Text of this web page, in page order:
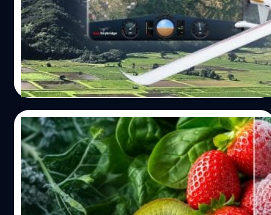
หนึ่งไปสู่อีกงานหนึ่งและสามารถกลับมาโฟกัสงานเดิมได้
นอกจากนี้ หากงานบางอย่างทำจนชำนาญอย่างเช่น การพิมพ์
การอ่าน หรือการเขียน สมองจะใช้พลังงานในการประมวลผล
น้อยลง เลยสามารถทำงานควบคู่กันได้ง่ายขึ้น นอกจากนี้บาง
คนยังสามารถมีสมาธิกับงานได้ดีกว่า ทำให้ดูเหมือนทำหลาย
อย่างพร้อมกันได้ ทั้งที่จริง ๆ แล้ว สมองกำลังสลับโฟกัส
ระหว่างแต่ละงานอย่างรวดเร็ว แล้วการทำหลายอย่างพร้อม
กันดีจริงไหม ? แม้หลายคนจะรู้สึกว่าการทำหลายอย่างพร้อม
กันช่วยประหยัดเวลา แต่งานวิจัยจำนวนมากกลับพบว่า หาก
เป็นงานที่ต้องใช้ความคิดหรือสมาธิ สมองจะต้องคอยสลับไป
มาระหว่างแต่ละงานอยู่ตลอด ส่งผลให้ใช้เวลาทำงานนานขึ้น
มีโอกาสผิดพลาดมากขึ้น และรู้สึกเหนื่อยล้าทางสมองได้ง่าย
กว่าเดิม นักวิทยาศาสตร์เรียกผลกระทบนี้ว่า Switch Cost
หรือ "ต้นทุนของการสลับงาน" ซึ่งหมายถึงเวลาที่สมองต้อง
ไทย ประเดิมบินโดรนส่งเลือด-เวชภัณฑ์ อ. ปัว
จ. น่าน
ทางและเวลา" มักกลายเป็นอุปสรรคสำคัญที่พรากโอกาสใน
การรักษาชีวิตของผู้คนในพื้นที่ห่างไกล โดยเฉพาะในยามเกิด
ภัยพิบัติทางธรรมชาติที่ตัดขาดการสัญจรทางบกไร้ทางเข้าถึง
BT จะพาไปเจาะลึกเบื้องหลังปฏิบัติการสำคัญด้าน
สาธารณสุขไทยครั้งประวัติศาสตร์ใน “ปฏิบัติการอากาศยาน
ไร้คนขับทางการแพทย์ (Drone)” เฉลิมพระเกียรติพระบาท
28 กรกฎาคม 2569 ซึ่งเปิดตัวอย่างเป็นทางการ ณ สนามกีฬา
พญาผานอง อำเภอปัว จังหวัดน่าน เมื่อวันที่ 16 กรกฎาคมที่
ผ่านมา โครงการนี้คือความร่วมมือครั้งสำคัญระหว่าง
กระทรวงสาธารณสุข และ บริษัท ทรู คอร์ปอเรชั่น จำกัด
(มหาชน) ร่วมด้วยภาคีเครือข่ายระดับประเทศอย่างสำนักงาน
การบินพลเรือนแห่งประเทศไทย (CAAT), สำนักงาน กสทช.
และ บริษัท วิทยุการบินแห่งประเทศไทย (AEROTHAI) เพื่อปู
รัตนาภรณ์ ศรีนวลจันทร์| 23 days ago
Read More
17/07/2026
เทียบชัด ! ‘ของสด’ vs ‘แช่แข็ง’ แบบไหนดีต่อ
สุขภาพมากกว่า ?
ในยุคที่ค่าครองชีพพุ่งสูงขึ้น การซื้อผักและผลไม้สดมาตุนไว้
อาจไม่ใช่ตัวเลือกที่เป็นมิตรกับเงินในกระเป๋าสักเท่าไหร่ หาก